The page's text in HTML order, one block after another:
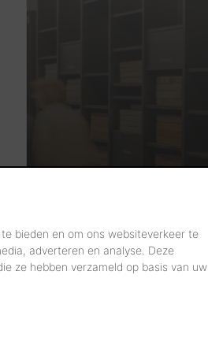
bieden en om ons websiteverkeer te
adverteren en analyse. Deze
ze hebben verzameld op basis van uw